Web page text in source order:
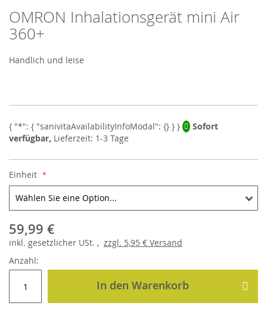
Skip
to
the
of
OMRON Inhalationsgerät mini Air
360+
Handlich und leise
Sofort
verfügbar, Lieferzeit: 1-3 Tage
Einheit
59,99 €
inkl. gesetzlicher USt. , zzgl. 5,95 € Versand
Anzahl:
In den Warenkorb